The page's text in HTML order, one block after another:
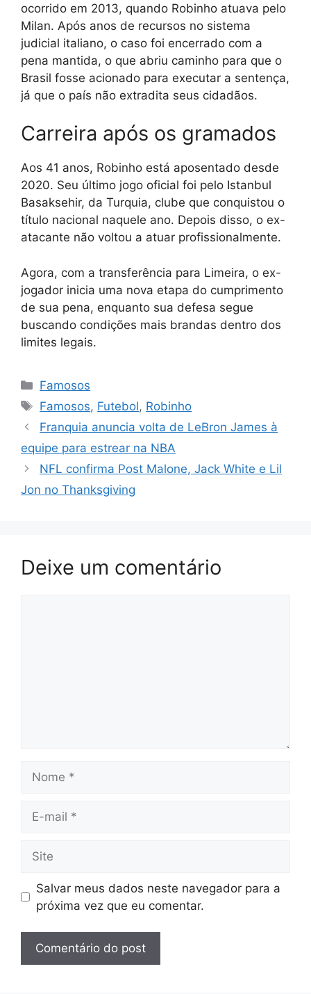
ocorrido em 2013, quando Robinho atuava pelo
Milan. Após anos de recursos no sistema
judicial italiano, o caso foi encerrado com a
pena mantida, o que abriu caminho para que o
Brasil fosse acionado para executar a sentença,
já que o país não extradita seus cidadãos.
Carreira após os gramados
Aos 41 anos, Robinho está aposentado desde
2020. Seu último jogo oficial foi pelo Istanbul
Basaksehir, da Turquia, clube que conquistou o
título nacional naquele ano. Depois disso, o ex-
atacante não voltou a atuar profissionalmente.
Agora, com a transferência para Limeira, o ex-
jogador inicia uma nova etapa do cumprimento
de sua pena, enquanto sua defesa segue
buscando condições mais brandas dentro dos
limites legais.
Categorias
Famosos
Tags
Famosos, Futebol, Robinho
Franquia anuncia volta de LeBron James à
equipe para estrear na NBA
NFL confirma Post Malone, Jack White e Lil
Jon no Thanksgiving
Deixe um comentário
mail
Salvar meus dados neste navegador para a
próxima vez que eu comentar.